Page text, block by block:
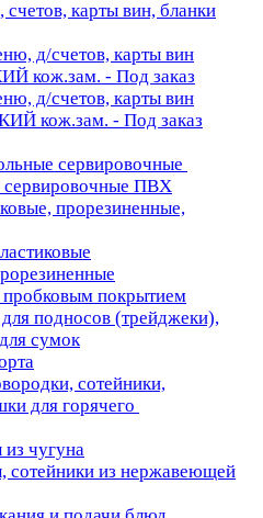
карты вин, бланки
д/счетов, карты вин
кож.зам. - Под заказ
д/счетов, карты вин
кож.зам. - Под заказ
сервировочные
сервировочные ПВХ
прорезиненные,
покрытием
подносов (трейджеки),
сумок
сотейники,
для горячего
чугуна
сотейники из нержавеющей